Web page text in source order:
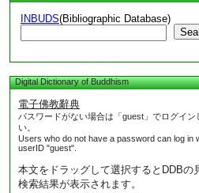
INBUDS(Bibliographic Database)
Digital Dictionary of Buddhism
電子佛教辭典
パスワードがない場合は「guest」でログイン
い。
Users who do not have a password can log in
userID "guest".
本文をドラッグして選択するとDDBの
検索結果が表示されます。